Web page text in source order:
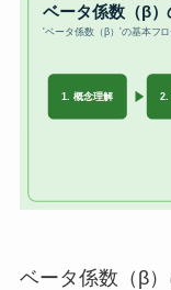
ベータ係数（β